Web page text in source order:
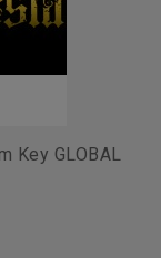
Key GLOBAL